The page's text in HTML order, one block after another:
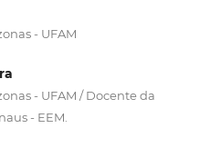
- UFAM
- UFAM / Docente da
- EEM.